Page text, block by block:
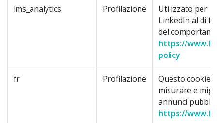
lms_analytics Profilazione
Utilizzato per
LinkedIn al di
del
https://
policy
fr Profilazione
Questo cookie
misurare e
annunci
https://